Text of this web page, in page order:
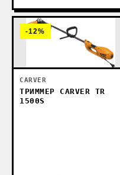
-12%
CARVER
ТРИММЕР CARVER TR
1500S